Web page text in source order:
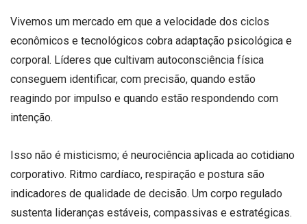
Vivemos um mercado em que a velocidade dos ciclos
econômicos e tecnológicos cobra adaptação psicológica e
corporal. Líderes que cultivam autoconsciência física
conseguem identificar, com precisão, quando estão
reagindo por impulso e quando estão respondendo com
intenção.
Isso não é misticismo; é neurociência aplicada ao cotidiano
corporativo. Ritmo cardíaco, respiração e postura são
indicadores de qualidade de decisão. Um corpo regulado
sustenta lideranças estáveis, compassivas e estratégicas.